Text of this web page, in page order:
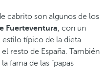
cabrito son algunos de los
Fuerteventura, con un
típico de la dieta
resto de España. También
fama de las “papas